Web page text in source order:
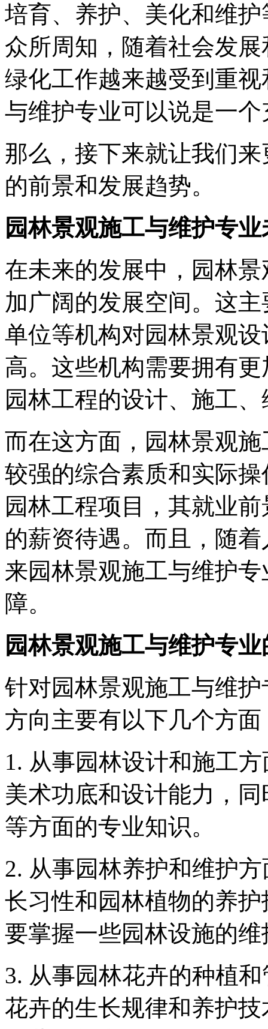
培育、养护、美化和维
众所周知，随着社会发
绿化工作越来越受到重
与维护专业可以说是一
那么，接下来就让我们
的前景和发展趋势。
园林景观施工与维护专
在未来的发展中，园林
加广阔的发展空间。这
单位等机构对园林景观
高。这些机构需要拥有
园林工程的设计、施工
而在这方面，园林景观
较强的综合素质和实际
园林工程项目，其就业
的薪资待遇。而且，随
来园林景观施工与维护
障。
园林景观施工与维护专
针对园林景观施工与维
方向主要有以下几个方面
1. 从事园林设计和施工
美术功底和设计能力，
等方面的专业知识。
2. 从事园林养护和维护
长习性和园林植物的养
要掌握一些园林设施的
3. 从事园林花卉的种植
花卉的生长规律和养护